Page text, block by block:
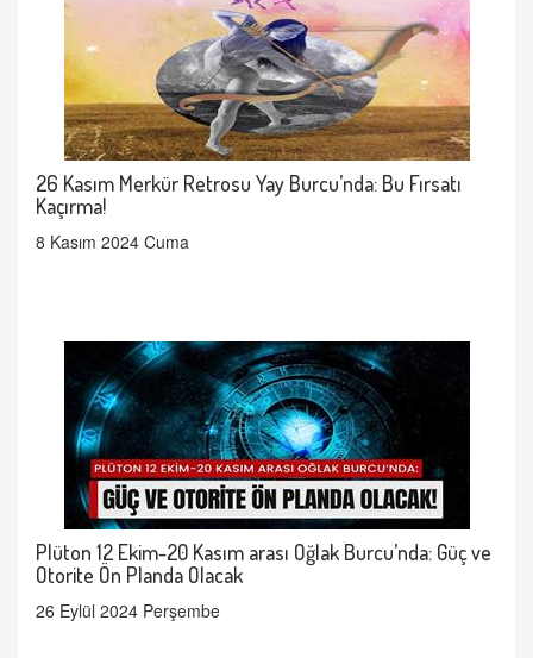
26 Kasım Merkür Retrosu Yay Burcu’nda: Bu Fırsatı
Kaçırma!
8 Kasım 2024 Cuma
Plüton 12 Ekim-20 Kasım arası Oğlak Burcu’nda: Güç ve
Otorite Ön Planda Olacak
26 Eylül 2024 Perşembe